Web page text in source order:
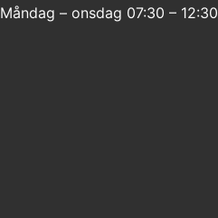
Måndag – onsdag 07:30 – 12:30